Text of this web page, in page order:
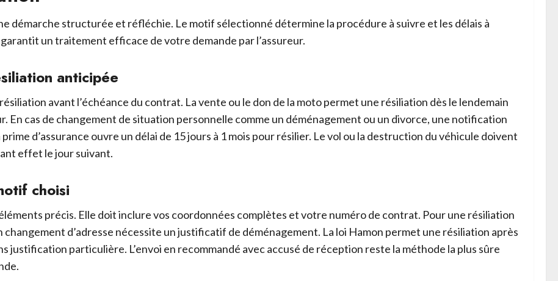
démarche structurée et réfléchie. Le motif sélectionné détermine la procédure à suivre et les délais à
un traitement efficace de votre demande par l’assureur.
anticipée
avant l’échéance du contrat. La vente ou le don de la moto permet une résiliation dès le lendemain
En cas de changement de situation personnelle comme un déménagement ou un divorce, une notification
d’assurance ouvre un délai de 15 jours à 1 mois pour résilier. Le vol ou la destruction du véhicule doivent
effet le jour suivant.
choisi
précis. Elle doit inclure vos coordonnées complètes et votre numéro de contrat. Pour une résiliation
d’adresse nécessite un justificatif de déménagement. La loi Hamon permet une résiliation après
justification particulière. L’envoi en recommandé avec accusé de réception reste la méthode la plus sûre